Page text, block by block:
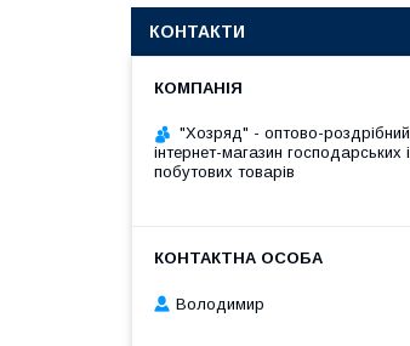
КОНТАКТИ
"Хозряд" - оптово-роздрібний
інтернет-магазин господарських і
побутових товарів
Володимир